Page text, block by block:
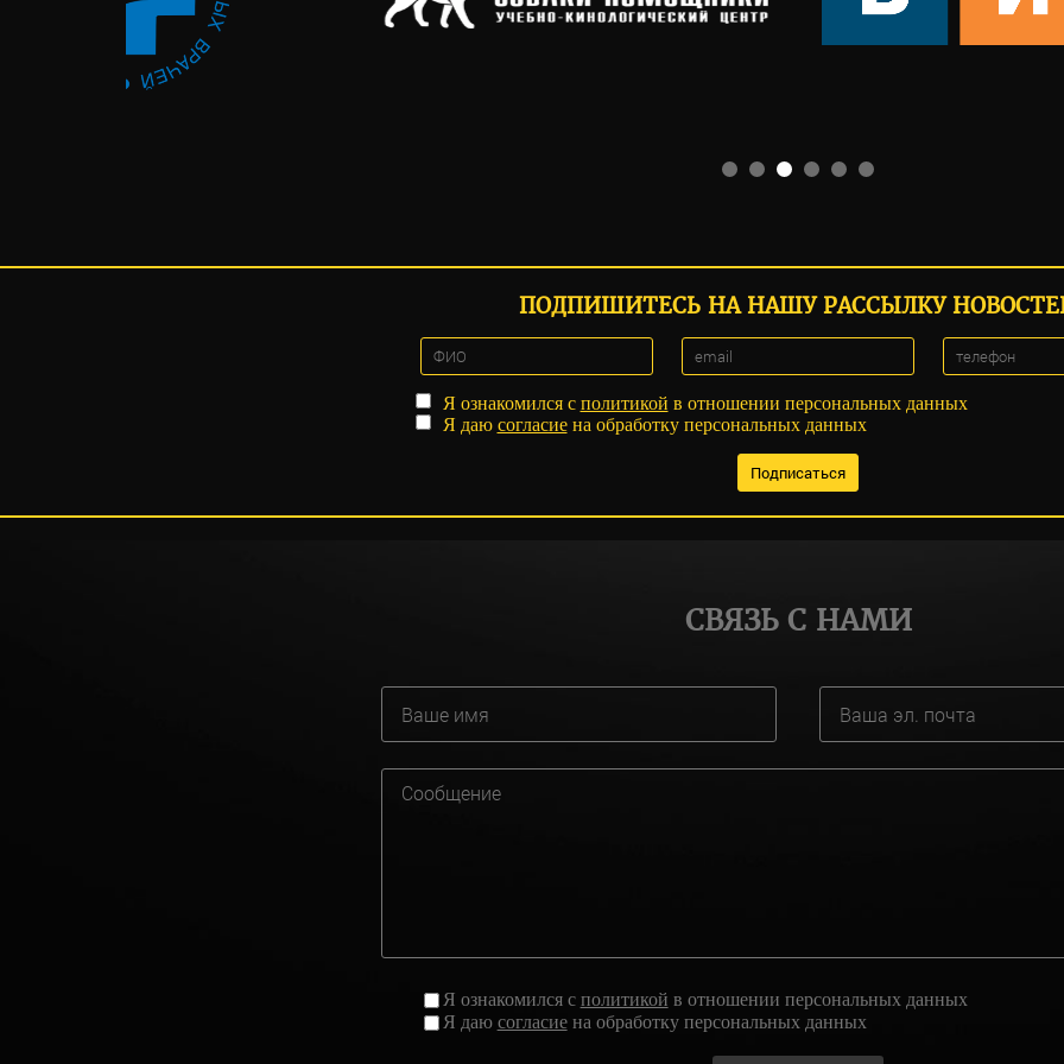
ПОДПИШИТЕСЬ НА НАШУ РАССЫЛКУ
Я ознакомился с политикой в отношении персональных данных
Я даю согласиена обработку персональных данных
СВЯЗЬ С НАМИ
Я ознакомился с политикой в отношении персональных данных
Я даю согласиена обработку персональных данных